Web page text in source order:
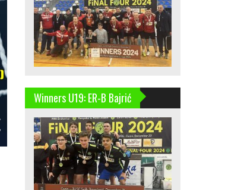
Winners U19: ER-B Bajrić